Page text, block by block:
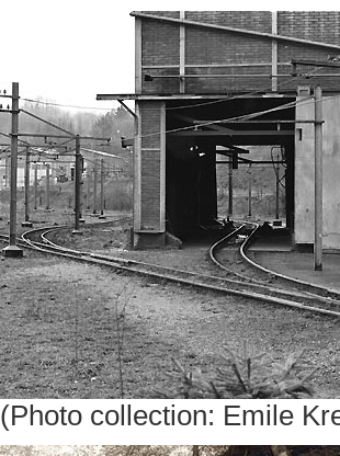
(Photo collection: Emile